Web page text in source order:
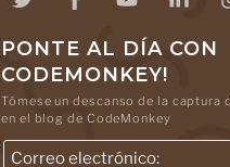
PONTE AL DÍA CON
CODEMONKEY!
Tómese un descanso de la
en el blog de CodeMonkey